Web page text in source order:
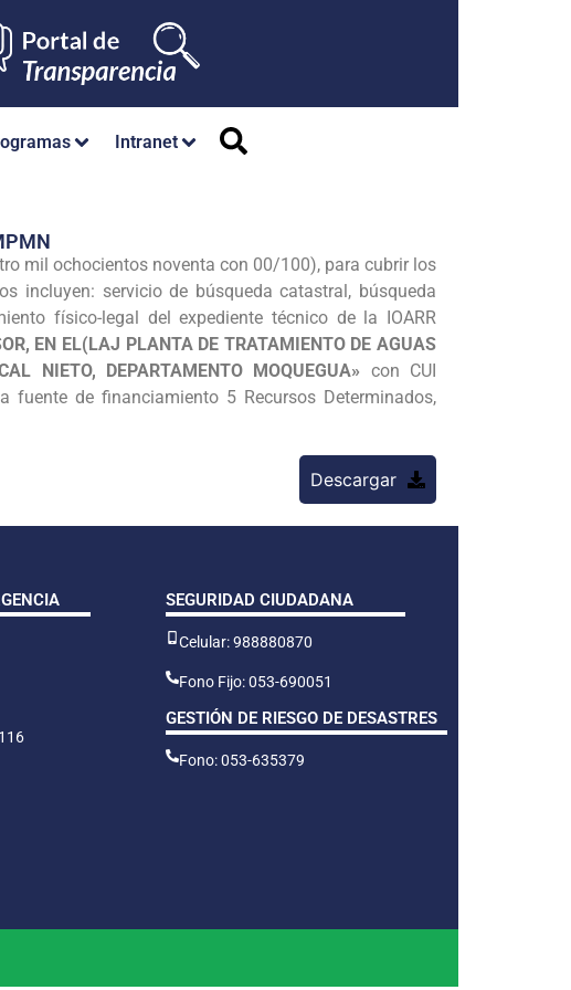
Intranet
mil ochocientos noventa con 00/100), para cubrir los
incluyen: servicio de búsqueda catastral, búsqueda
físico-legal del expediente técnico de la IOARR
EN EL(LAJ PLANTA DE TRATAMIENTO DE AGUAS
NIETO, DEPARTAMENTO MOQUEGUA» con CUI
de financiamiento 5 Recursos Determinados,
Descargar
SEGURIDAD CIUDADANA
Celular: 988880870
Fono Fijo: 053-690051
GESTIÓN DE RIESGO DE DESASTRES
Fono: 053-635379